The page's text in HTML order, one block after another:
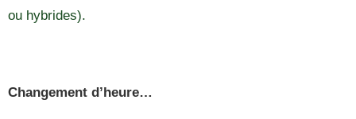
ou hybrides).
Changement d’heure…